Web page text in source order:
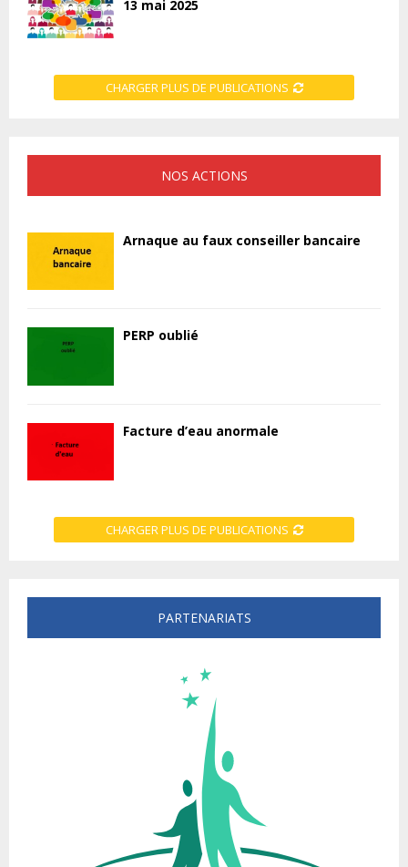
13 mai 2025
CHARGER PLUS DE PUBLICATIONS
NOS ACTIONS
Arnaque au faux conseiller bancaire
PERP oublié
Facture d’eau anormale
CHARGER PLUS DE PUBLICATIONS
PARTENARIATS